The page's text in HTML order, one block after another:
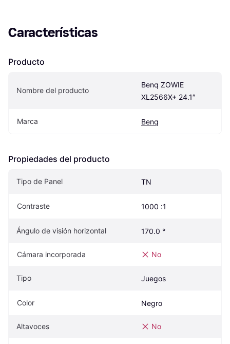
Características
Producto
Nombre del producto
Benq ZOWIE
XL2566X+ 24.1″
Marca Benq
Propiedades del producto
Tipo de Panel TN
Contraste 1000 :1
Ángulo de visión horizontal 170.0 °
Cámara incorporada No
Tipo Juegos
Color Negro
Altavoces No